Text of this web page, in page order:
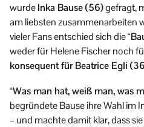
wurdeInka Bause (56)gefragt,
am liebsten zusammenarbeiten
vieler Fans entschied sich die
weder für Helene Fischer noch
konsequent für Beatrice Egli
“Was man hat, weiß man, was
begründete Bause ihre Wahl im
– und machte damit klar, dass